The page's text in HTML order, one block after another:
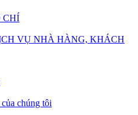
CHÍ
VỤ NHÀ HÀNG, KHÁCH
chúng tôi